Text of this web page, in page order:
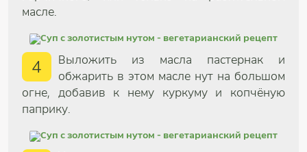
масле.
4
Выложить из масла пастернак и
обжарить в этом масле нут на большом
огне, добавив к нему куркуму и копчёную
паприку.